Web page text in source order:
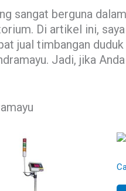
sangat berguna
Di artikel ini,
jual timbangan
Jadi, jika